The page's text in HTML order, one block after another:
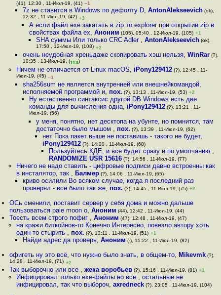
(41), 12:30 , 11-Июл-19, (41) –1
7z не ставится в Windows по дефолту D, AntonAlekseevich(ok),
12:32 , 11-Июл-19, (42) +3
А если файл exe закатать в zip то explorer при открытии zip в
свойствах файла ex,Аноним (105), 05:40 , 12-Июл-19, (105) +1
SHA суммы Или только CRC Adler , AntonAlekseevich(ok),
17:50 , 12-Июл-19, (108) +2
очень неудобная хреньдаже скопировать хэш нельзя, WinRar(?),
10:35 , 13-Июл-19, (113)
Ничем не отличается от Linux macOS, iPony129412(?), 12:45 , 11-
Июл-19, (45) –1
sha256sum не является внутренней или внешнейкомандой,
исполняемой программой и, пох. (?), 13:13 , 11-Июл-19, (53) +2
Ну естественно синтаксис другой DВ Windows есть две
команды для вычисления одна, iPony129412 (?), 13:21 , 11-
Июл-19, (56)
у меня, понятно, нет десктопа на убунте, но помнится, там
достаточно было мышом , пох. (?), 13:39 , 11-Июл-19, (62)
нет Пока пакет выше не поставишь - такого не будет,
iPony129412(?), 14:20 , 11-Июл-19, (68)
Пользуйтесь КДЕ, и все будет сразу и по умолчанию ,
RANDOMIZE USR 15616 (?), 14:56 , 11-Июл-19, (77)
Ничего не надо ставить - цифровые подписи давно встроенны как
в инсталятор, так , Балмер(?), 14:06 , 11-Июл-19, (65)
криво осилили Во всяком случае, когда я последний раз
проверял - все было так же, пох. (?), 14:45 , 11-Июл-19, (75) +2
ОСь сменили, поставит сервер у себя дома и можно дальше
пользоваться pale moon о,Аноним (44), 12:42 , 11-Июл-19, (44)
Тоесть всем строго пофиг ,Аноним (47), 12:48 , 11-Июл-19, (47)
на кражи биткойнов-то Конечно Интересно, повезло автору хоть
один-то стырить , пох. (?), 13:11 , 11-Июл-19, (51) +1
Найди адрес да проверь, Аноним (-), 15:22 , 11-Июл-19, (82)
офигеть ну это всё, что нужно было знать, в общем-то, Mikevmk (?),
14:28 , 11-Июл-19, (71) +2
Так выборочно или все ,жека воробьев (?), 15:16 , 11-Июл-19, (81) +1
Инфицировал только exe-файлы но все , остальные не
инфицировал, так что выбороч, axredneck(?), 23:05 , 11-Июл-19, (104)